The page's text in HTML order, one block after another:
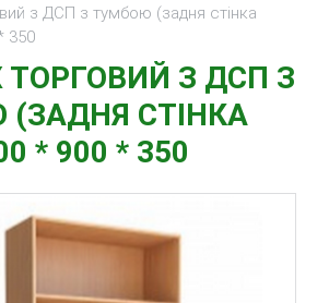
з ДСП з тумбою (задня стінка
350
З ДСП З
СТІНКА
* 900 * 350